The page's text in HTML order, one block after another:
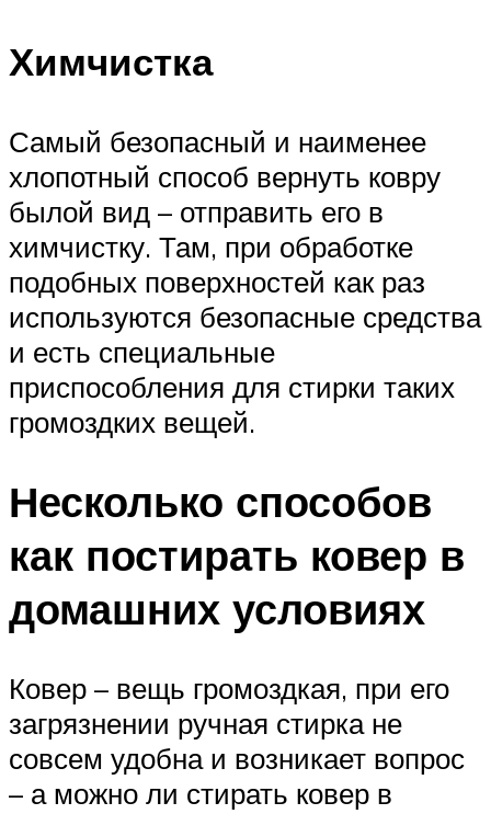
Химчистка
Самый безопасный и наименее
хлопотный способ вернуть ковру
былой вид – отправить его в
химчистку. Там, при обработке
подобных поверхностей как раз
используются безопасные средства
и есть специальные
приспособления для стирки таких
громоздких вещей.
Несколько способов
как постирать ковер в
домашних условиях
Ковер – вещь громоздкая, при его
загрязнении ручная стирка не
совсем удобна и возникает вопрос
– а можно ли стирать ковер в